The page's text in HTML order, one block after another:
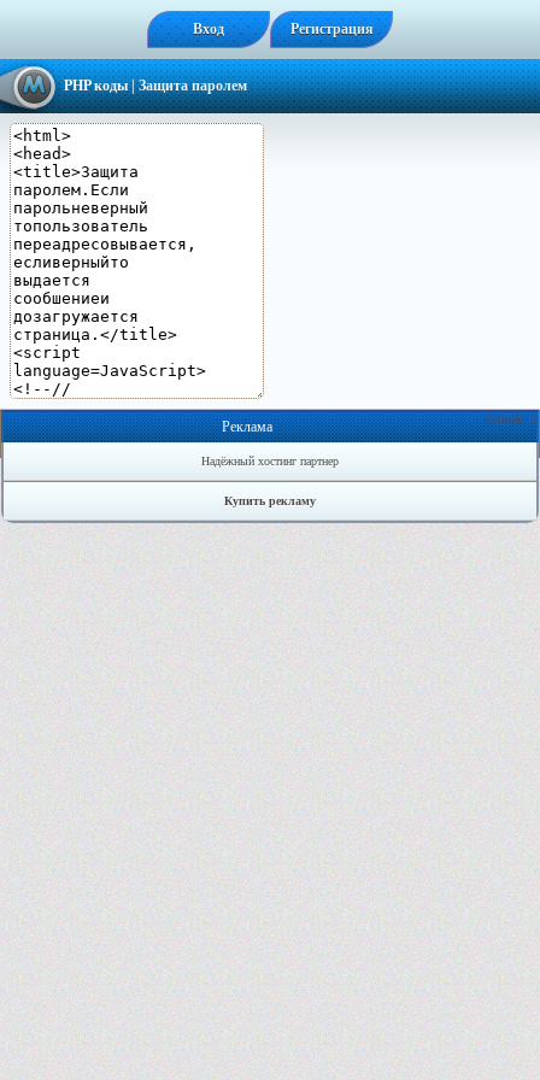
Вход Регистрация
PHP коды| Защита паролем
Онлайн: 2
Реклама
Надёжный хостинг партнер
Купить рекламу